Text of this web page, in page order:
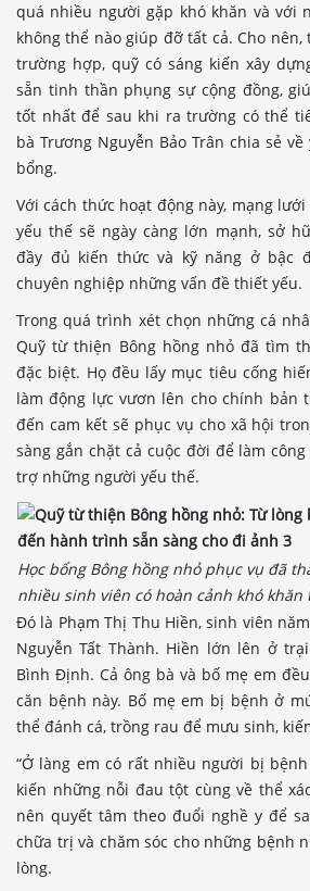
quá nhiều người gặp khó khăn và với
không thể nào giúp đỡ tất cả. Cho
trường hợp, quỹ có sáng kiến xây
sẵn tinh thần phụng sự cộng đồng,
tốt nhất để sau khi ra trường có thể
bà Trương Nguyễn Bảo Trân chia sẻ
bổng.
Với cách thức hoạt động này, mạng
yếu thế sẽ ngày càng lớn mạnh, sở
đầy đủ kiến thức và kỹ năng ở bậc
chuyên nghiệp những vấn đề thiết yếu.
Trong quá trình xét chọn những cá
Quỹ từ thiện Bông hồng nhỏ đã tìm
đặc biệt. Họ đều lấy mục tiêu cống
làm động lực vươn lên cho chính bản
đến cam kết sẽ phục vụ cho xã hội
sàng gắn chặt cả cuộc đời để làm
trợ những người yếu thế.
Học bổng Bông hồng nhỏ phục vụ đã
nhiều sinh viên có hoàn cảnh khó khăn
Đó là Phạm Thị Thu Hiền, sinh viên
Nguyễn Tất Thành. Hiền lớn lên ở
Bình Định. Cả ông bà và bố mẹ em
căn bệnh này. Bố mẹ em bị bệnh ở
thể đánh cá, trồng rau để mưu sinh,
“Ở làng em có rất nhiều người bị
kiến những nỗi đau tột cùng về thể
nên quyết tâm theo đuổi nghề y để
chữa trị và chăm sóc cho những bệnh
lòng.